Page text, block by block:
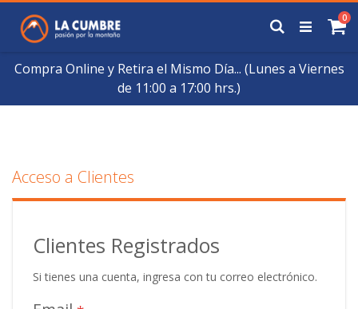
Compra Online y Retira el Mismo Día... (Lunes a Viernes
de 11:00 a 17:00 hrs.)
Contenido
0
Buscar
Acceso a Clientes
Clientes Registrados
Si tienes una cuenta, ingresa con tu correo electrónico.